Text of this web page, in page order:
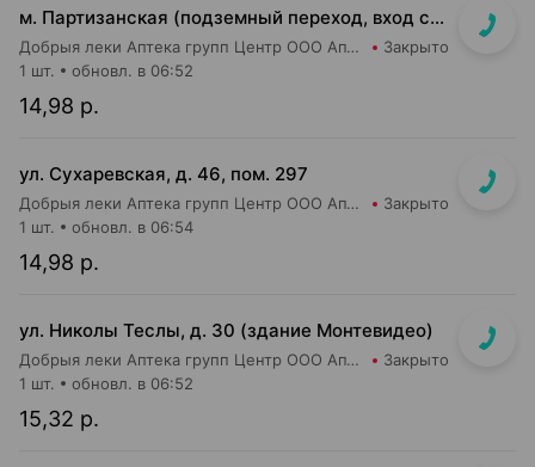
м. Партизанская (подземный переход, вход со стороны гостиницы "Турист")
Добрыя леки Аптека групп Центр ООО Аптека №5 Закрыто
14,98 р.
1 шт. обновл. в 06:52
ул. Сухаревская, д. 46, пом. 297
Добрыя леки Аптека групп Центр ООО Аптека №35 Закрыто
14,98 р.
1 шт. обновл. в 06:54
ул. Николы Теслы, д. 30 (здание Монтевидео)
Добрыя леки Аптека групп Центр ООО Аптека №106 Закрыто
15,32 р.
1 шт. обновл. в 06:52